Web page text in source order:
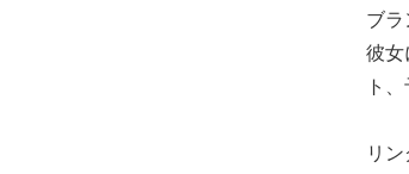
ブラ
彼女
ト
リ